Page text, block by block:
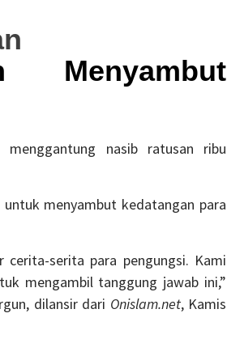
Menyambut
menggantung nasib ratusan ribu
menyambut kedatangan para
serita para pengungsi. Kami
mengambil tanggung jawab ini,”
dilansir dari Onislam.net, Kamis